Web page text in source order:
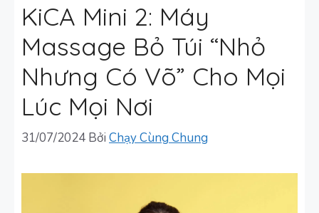
KiCA Mini 2: Máy
Massage Bỏ Túi “Nhỏ
Nhưng Có Võ” Cho Mọi
Lúc Mọi Nơi
31/07/2024 Bởi Chạy Cùng Chung